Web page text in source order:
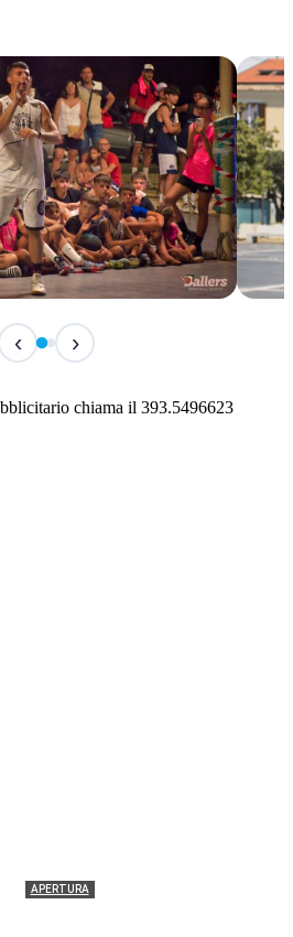
Michele
C. Colombo
‹ ›
chiama il 393.5496623
APERTURA